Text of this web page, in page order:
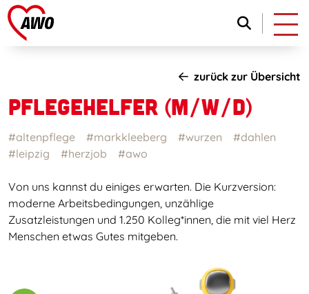
zurück zur Übersicht
PFLEGEHELFER (M/W/D)
#altenpflege #markkleeberg #wurzen
#dahlen
#leipzig
#herzjob #awo
Von uns kannst du einiges erwarten. Die Kurzversion:
moderne Arbeitsbedingungen, unzählige
Zusatzleistungen und 1.250 Kolleg*innen, die mit viel Herz
Menschen etwas Gutes mitgeben.